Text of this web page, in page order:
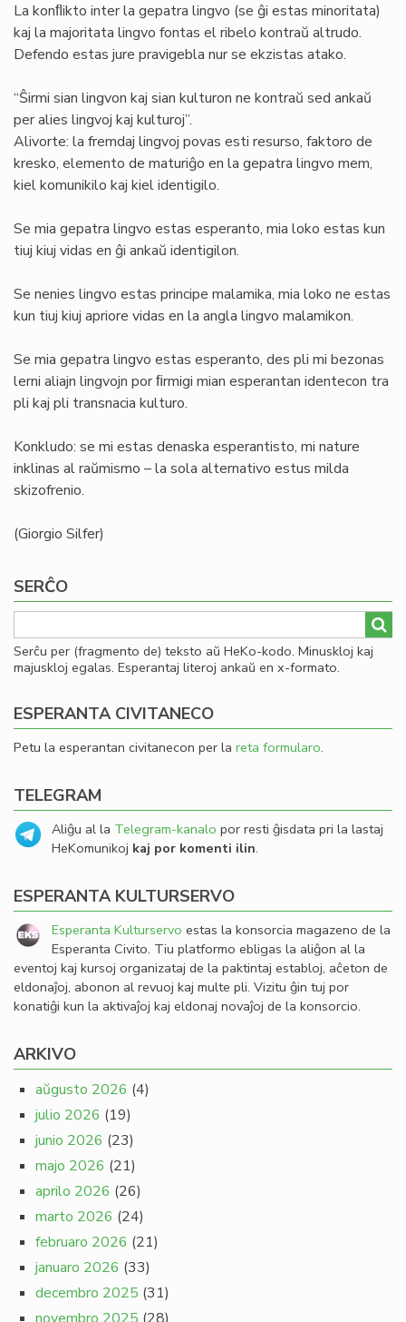
La konﬂikto inter la gepatra lingvo (se ĝi estas minoritata)
kaj la majoritata lingvo fontas el ribelo kontraŭ altrudo.
Defendo estas jure pravigebla nur se ekzistas atako.
“Ŝirmi sian lingvon kaj sian kulturon ne kontraŭ sed ankaŭ
per alies lingvoj kaj kulturoj”.
Alivorte: la fremdaj lingvoj povas esti resurso, faktoro de
kresko, elemento de maturiĝo en la gepatra lingvo mem,
kiel komunikilo kaj kiel identigilo.
Se mia gepatra lingvo estas esperanto, mia loko estas kun
tiuj kiuj vidas en ĝi ankaŭ identigilon.
Se nenies lingvo estas principe malamika, mia loko ne estas
kun tiuj kiuj apriore vidas en la angla lingvo malamikon.
Se mia gepatra lingvo estas esperanto, des pli mi bezonas
lerni aliajn lingvojn por ﬁrmigi mian esperantan identecon tra
pli kaj pli transnacia kulturo.
Konkludo: se mi estas denaska esperantisto, mi nature
inklinas al raŭmismo – la sola alternativo estus milda
skizofrenio.
(Giorgio Silfer)
SERĈO
Serĉu per (fragmento de) teksto aŭ HeKo-kodo. Minuskloj kaj
majuskloj egalas. Esperantaj literoj ankaŭ en x-formato.
ESPERANTA CIVITANECO
Petu la esperantan civitanecon per la reta formularo.
TELEGRAM
Aliĝu al la Telegram-kanalo por resti ĝisdata pri la lastaj
HeKomunikoj kaj por komenti ilin.
ESPERANTA KULTURSERVO
Esperanta Kulturservo estas la konsorcia magazeno de la
Esperanta Civito. Tiu platformo ebligas la aliĝon al la
eventoj kaj kursoj organizataj de la paktintaj establoj, aĉeton de
eldonaĵoj, abonon al revuoj kaj multe pli. Vizitu ĝin tuj por
konatiĝi kun la aktivaĵoj kaj eldonaj novaĵoj de la konsorcio.
ARKIVO
aŭgusto 2026 (4)
julio 2026 (19)
junio 2026 (23)
majo 2026 (21)
aprilo 2026 (26)
marto 2026 (24)
februaro 2026 (21)
januaro 2026 (33)
decembro 2025 (31)